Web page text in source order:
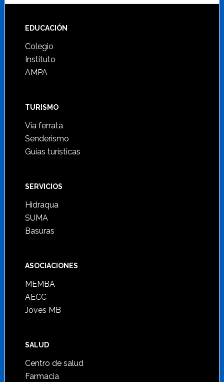
Footer
EDUCACIÓN
Colegio
Instituto
AMPA
TURISMO
Vía ferrata
Senderismo
Guías turísticas
SERVICIOS
Hidraqua
SUMA
Basuras
ASOCIACIONES
MEMBA
AECC
Joves MB
SALUD
Centro de salud
Farmacia